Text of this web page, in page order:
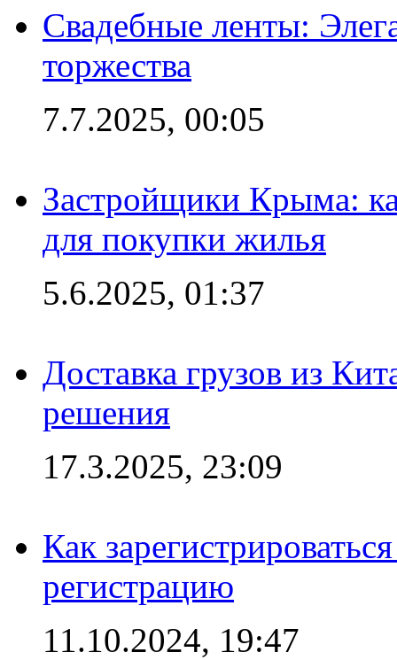
Свадебные ленты:
торжества
7.7.2025, 00:05
Застройщики Крыма:
для покупки жилья
5.6.2025, 01:37
Доставка грузов из
решения
17.3.2025, 23:09
Как
регистрацию
11.10.2024, 19:47